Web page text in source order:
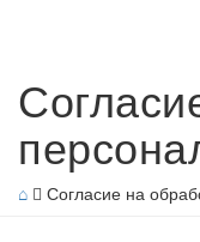
⌂ Согласие на